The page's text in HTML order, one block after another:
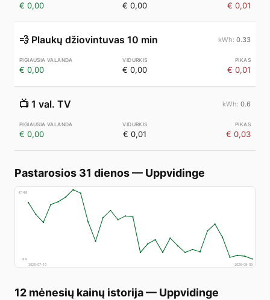
€ 0,00 € 0,00 € 0,01
💨 Plaukų džiovintuvas 10 min 0.33
€ 0,00 € 0,00 € 0,01
📺 1 val. TV 0.6
€ 0,00 € 0,01 € 0,03
Pastarosios 31 dienos— Uppvidinge
€148
€4
2026-07-10
2026-08-09
12 mėnesių kainų istorija— Uppvidinge